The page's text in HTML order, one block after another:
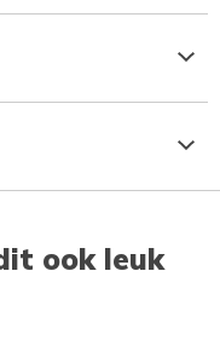
ook leuk